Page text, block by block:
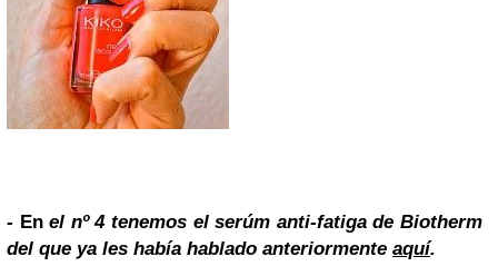
- En el nº4 tenemos el serúm anti-fatiga de Biotherm
del que ya les había hablado anteriormente aquí.